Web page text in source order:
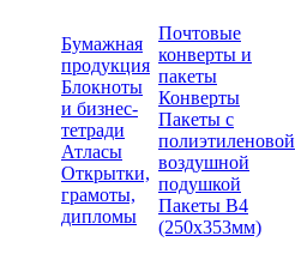
Бумажная
продукция
Блокноты
и бизнес-
тетради
Атласы
Открытки,
грамоты,
дипломы
Почтовые
конверты и
пакеты
Конверты
Пакеты с
полиэтиленовой
воздушной
подушкой
Пакеты В4
(250х353мм)